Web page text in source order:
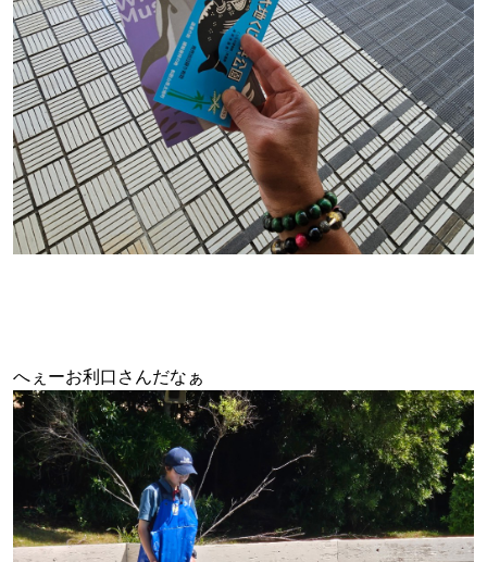
へぇーお利口さんだなぁ